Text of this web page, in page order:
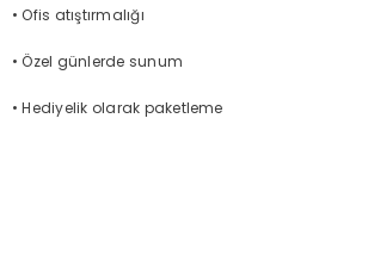
• Ofis atıştırmalığı
• Özel günlerde sunum
• Hediyelik olarak paketleme